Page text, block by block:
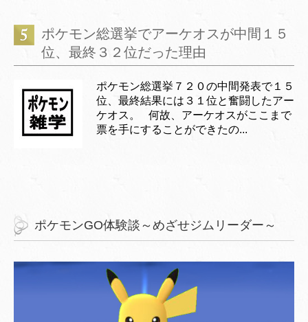
ポケモン総選挙でアーケオスが中間１５
位、最終３２位だった理由
ポケモン総選挙７２０の中間発表で１５
位、最終結果には３１位と奮闘したアー
ケオス。 何故、アーケオスがここまで
票を手にすることができたの...
ポケモンGO体験談～めざせジムリーダー～